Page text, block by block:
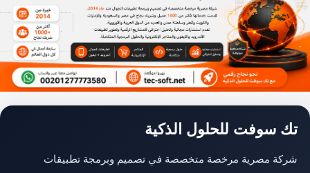
تك سوفت للحلول الذكية
شركة مصرية مرخصة متخصصة في تصميم وبرمجة تطبيقات